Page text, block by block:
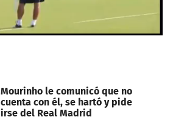
Mourinho le comunicó que no
cuenta con él, se hartó y pide
irse del Real Madrid